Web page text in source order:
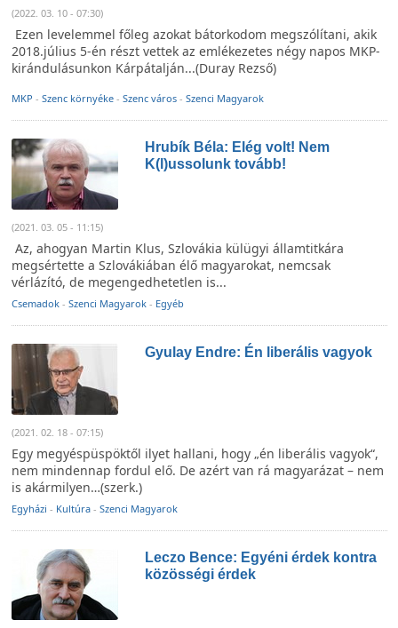
(2022. 03. 10 - 07:30)
Ezen levelemmel főleg azokat bátorkodom megszólítani, akik
2018.július 5-én részt vettek az emlékezetes négy napos MKP-
kirándulásunkon Kárpátalján...(Duray Rezső)
MKP - Szenc környéke - Szenc város - Szenci Magyarok
Hrubík Béla: Elég volt! Nem
K(l)ussolunk tovább!
(2021. 03. 05 - 11:15)
Az, ahogyan Martin Klus, Szlovákia külügyi államtitkára
megsértette a Szlovákiában élő magyarokat, nemcsak
vérlázító, de megengedhetetlen is...
Csemadok - Szenci Magyarok - Egyéb
Gyulay Endre: Én liberális vagyok
(2021. 02. 18 - 07:15)
Egy megyéspüspöktől ilyet hallani, hogy „én liberális vagyok“,
nem mindennap fordul elő. De azért van rá magyarázat – nem
is akármilyen…(szerk.)
Egyházi - Kultúra - Szenci Magyarok
Leczo Bence: Egyéni érdek kontra
közösségi érdek